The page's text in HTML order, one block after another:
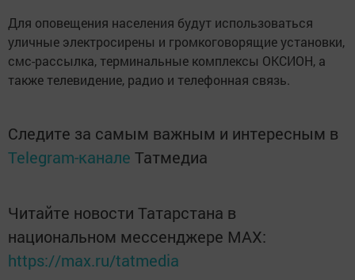
Для оповещения населения будут использоваться
уличные электросирены и громкоговорящие установки,
смс-рассылка, терминальные комплексы ОКСИОН, а
также телевидение, радио и телефонная связь.
Следите за самым важным и интересным в
Telegram-канале Татмедиа
Читайте новости Татарстана в
национальном мессенджере MАХ:
https://max.ru/tatmedia